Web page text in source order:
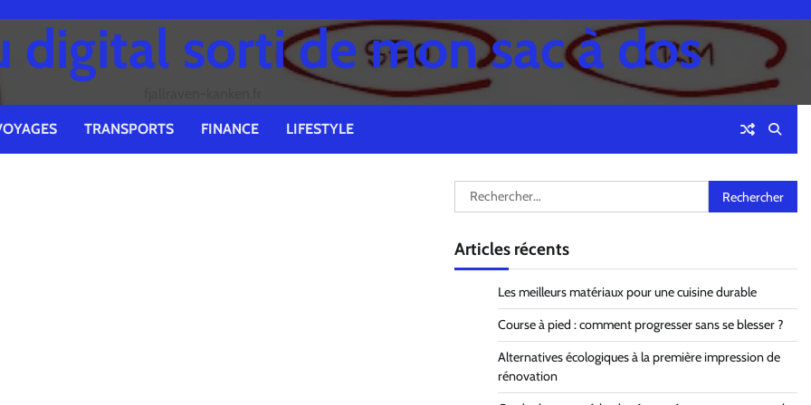
digital sorti de mon sac à dos
TRANSPORTS FINANCE LIFESTYLE
Rechercher :
Articles récents
Les meilleurs matériaux pour une cuisine durable
Course à pied : comment progresser sans se blesser ?
Alternatives écologiques à la première impression de
rénovation